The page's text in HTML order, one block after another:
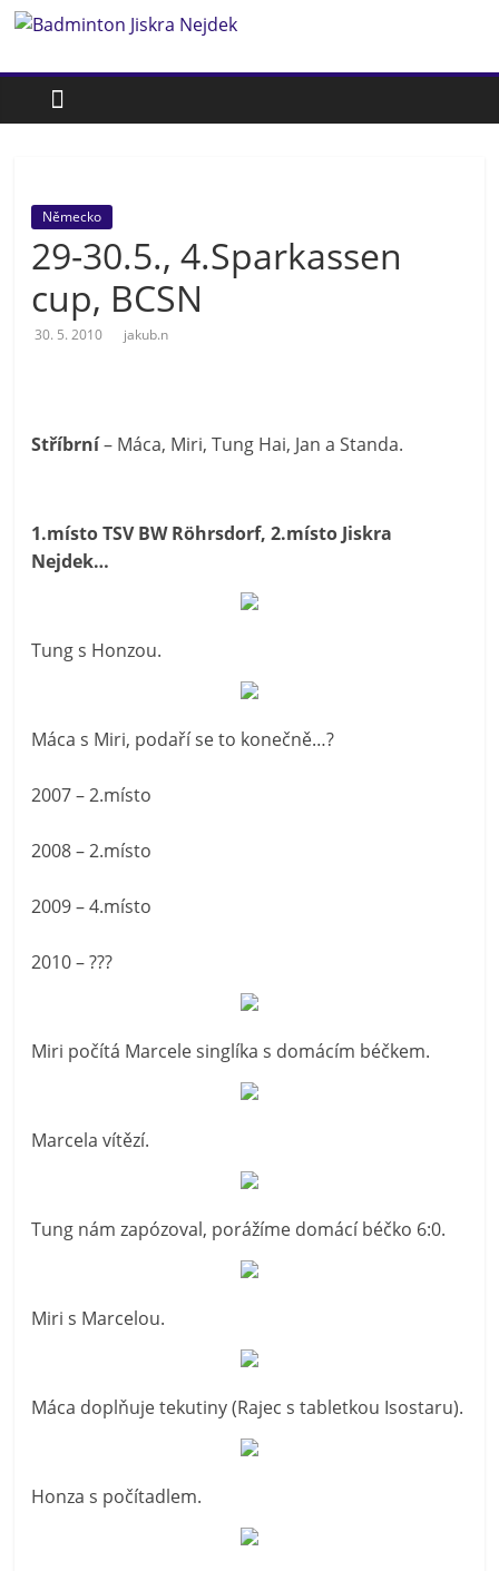
Přeskočit
obsah
Badminton
Jiskra
Badmintonový
oddíl
Nejdek
Německo
29-30.5., 4.Sparkassen
cup, BCSN
30. 5. 2010 jakub.n
Stříbrní– Máca, Miri, Tung Hai, Jan a Standa.
1.místo TSV BW Röhrsdorf, 2.místo Jiskra
Nejdek…
Tung s Honzou.
Máca s Miri, podaří se to konečně…?
2007 – 2.místo
2008 – 2.místo
2009 – 4.místo
2010 – ???
Miri počítá Marcele singlíka s domácím béčkem.
Marcela vítězí.
Tung nám zapózoval, porážíme domácí béčko 6:0.
Miri s Marcelou.
Máca doplňuje tekutiny (Rajec s tabletkou Isostaru).
Honza s počítadlem.